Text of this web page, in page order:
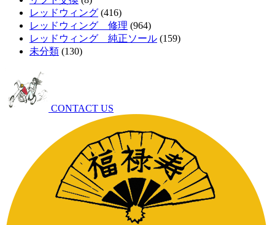
レッドウィング (416)
レッドウィング 修理 (964)
レッドウィング 純正ソール (159)
未分類 (130)
CONTACT US